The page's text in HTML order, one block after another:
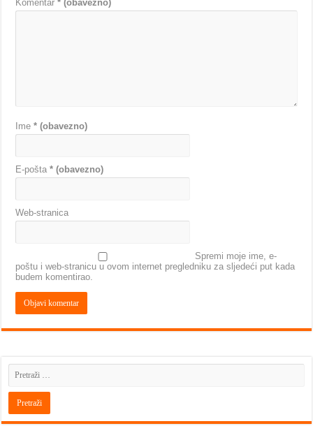
Komentar* (obavezno)
Ime* (obavezno)
E-pošta* (obavezno)
Web-stranica
Spremi moje ime, e-
poštu i web-stranicu u ovom internet pregledniku za sljedeći put kada
budem komentirao.